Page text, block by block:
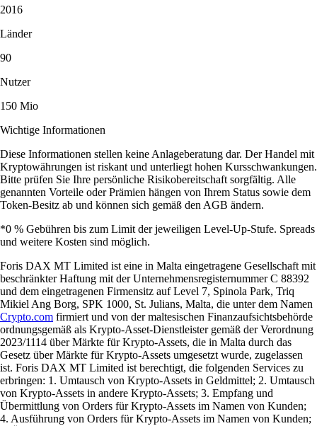
2016
Länder
90
Nutzer
150 Mio
Wichtige Informationen
Diese Informationen stellen keine Anlageberatung dar. Der Handel mit
Kryptowährungen ist riskant und unterliegt hohen Kursschwankungen.
Bitte prüfen Sie Ihre persönliche Risikobereitschaft sorgfältig. Alle
genannten Vorteile oder Prämien hängen von Ihrem Status sowie dem
Token-Besitz ab und können sich gemäß den AGB ändern.
*0 % Gebühren bis zum Limit der jeweiligen Level-Up-Stufe. Spreads
und weitere Kosten sind möglich.
Foris DAX MT Limited ist eine in Malta eingetragene Gesellschaft mit
beschränkter Haftung mit der Unternehmensregisternummer C 88392
und dem eingetragenen Firmensitz auf Level 7, Spinola Park, Triq
Mikiel Ang Borg, SPK 1000, St. Julians, Malta, die unter dem Namen
Crypto.com firmiert und von der maltesischen Finanzaufsichtsbehörde
ordnungsgemäß als Krypto-Asset-Dienstleister gemäß der Verordnung
2023/1114 über Märkte für Krypto-Assets, die in Malta durch das
Gesetz über Märkte für Krypto-Assets umgesetzt wurde, zugelassen
ist. Foris DAX MT Limited ist berechtigt, die folgenden Services zu
erbringen: 1. Umtausch von Krypto-Assets in Geldmittel; 2. Umtausch
von Krypto-Assets in andere Krypto-Assets; 3. Empfang und
Übermittlung von Orders für Krypto-Assets im Namen von Kunden;
4. Ausführung von Orders für Krypto-Assets im Namen von Kunden;